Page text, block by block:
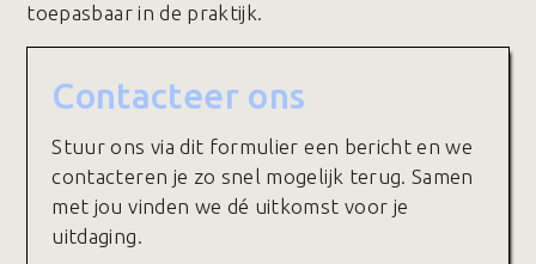
toepasbaar in de praktijk.
Contacteer ons
Stuur ons via dit formulier een bericht en we
contacteren je zo snel mogelijk terug. Samen
met jou vinden we dé uitkomst voor je
uitdaging.